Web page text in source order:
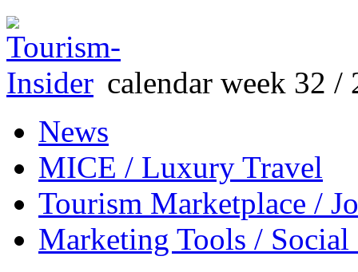
calendar week 32 /
News
MICE / Luxury Travel
Tourism Marketplace /
Marketing Tools /